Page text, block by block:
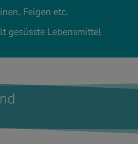
Feigen etc.
gesüsste Lebensmittel